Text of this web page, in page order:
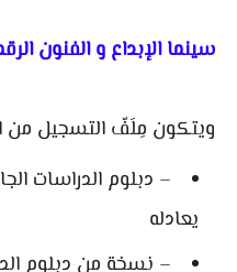
سينما الإبداع و الفنون
ويتكون مِلَفّ التسجيل من
– دبلوم الدراسات
يعادله
– نسخة من دبلوم